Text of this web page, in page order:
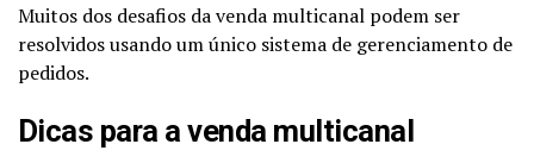
Muitos dos desafios da venda multicanal podem ser
resolvidos usando um único sistema de gerenciamento de
pedidos.
Dicas para a venda multicanal